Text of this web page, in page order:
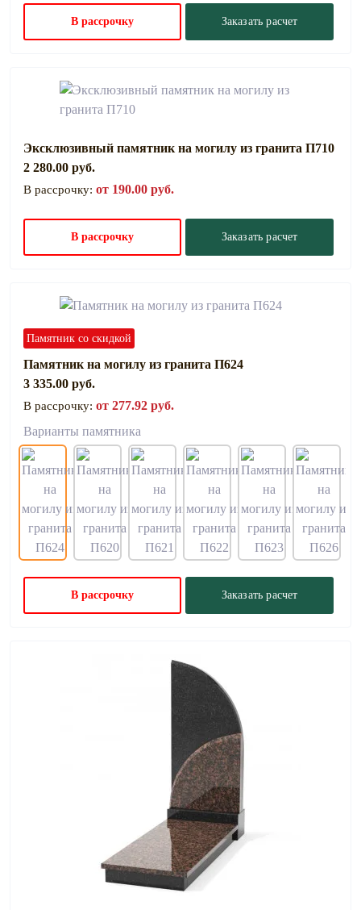
В рассрочку Заказать расчет
Эксклюзивный памятник на могилу из гранита П710
2 280.00 руб.
В рассрочку: от 190.00 руб.
В рассрочку Заказать расчет
Памятник со скидкой
Памятник на могилу из гранита П624
3 335.00 руб.
В рассрочку: от 277.92 руб.
Варианты памятника
В рассрочку Заказать расчет